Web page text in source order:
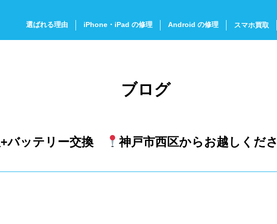
選ばれる理由 iPhone・iPad の修理 Android の修理 スマホ買取
ブログ
バッテリー交換
神戸市西区からお越しくだ